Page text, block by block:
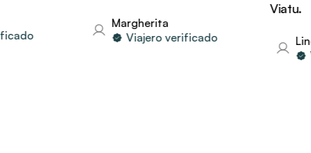
Margherita
Viajero verificado
Viatu.
Linda